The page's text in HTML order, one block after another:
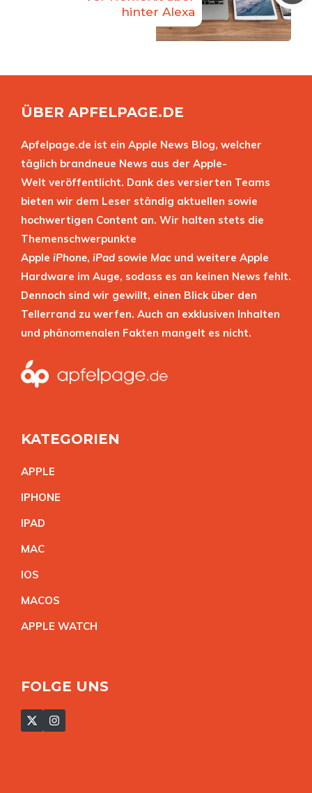
hinter Alexa
ÜBER APFELPAGE.DE
Apfelpage.de ist ein Apple News Blog, welcher
täglich brandneue News aus der Apple-
Welt veröffentlicht. Dank des versierten Teams
bieten wir dem Leser ständig aktuellen sowie
hochwertigen Content an. Wir halten stets die
Themenschwerpunkte
Apple iPhone, iPad sowie Mac und weitere Apple
Hardware im Auge, sodass es an keinen News fehlt.
Dennoch sind wir gewillt, einen Blick über den
Tellerrand zu werfen. Auch an exklusiven Inhalten
und phänomenalen Fakten mangelt es nicht.
KATEGORIEN
APPLE
IPHONE
IPAD
MAC
IOS
MACOS
APPLE WATCH
FOLGE UNS